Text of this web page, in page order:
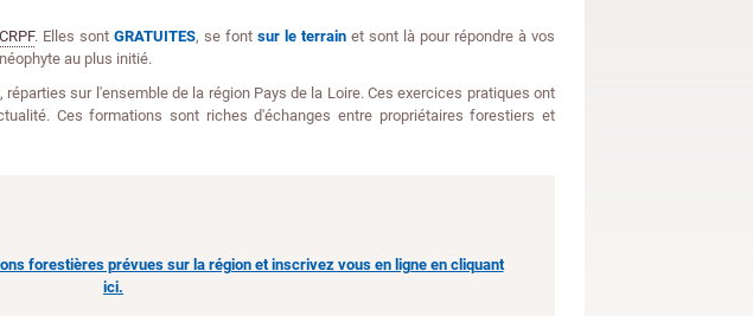
CRPF. Elles sont GRATUITES, se font sur le terrain et sont là pour répondre à vos
au plus initié.
sur l'ensemble de la région Pays de la Loire. Ces exercices pratiques ont
Ces formations sont riches d'échanges entre propriétaires forestiers et
forestières prévues sur la région et inscrivez vous en ligne en cliquant
ici.